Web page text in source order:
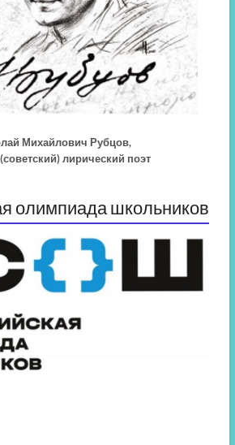
Михайлович Рубцов,
лирический поэт
олимпиада школьников